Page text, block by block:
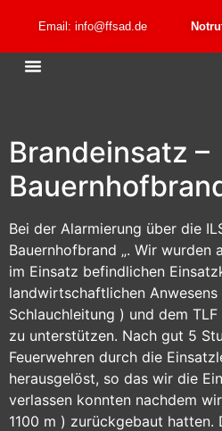
Email: info@ffsad.de
Brandeinsatz –
Bei der Alarmierung über die
Bauernhofbrand „. Wir
im Einsatz befindlichen
landwirtschaftlichen
Schlauchleitung ) und dem
zu unterstützen. Nach gut 5
Feuerwehren durch die
herausgelöst, so das wir die
verlassen konnten nachdem
1100 m ) zurückgebaut hatten.